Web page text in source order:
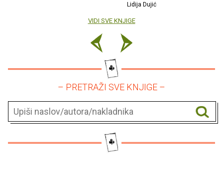
Lidija Dujić
VIDI SVE KNJIGE
– PRETRAŽI SVE KNJIGE –